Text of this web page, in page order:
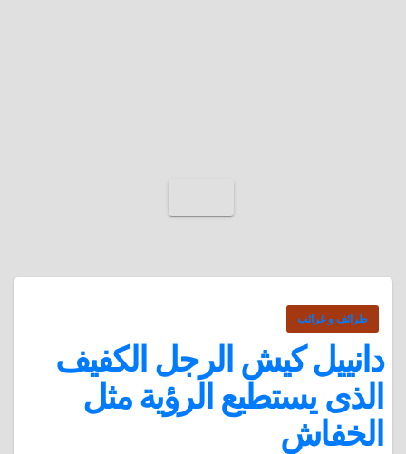
طرائف و غرائب
دانييل كيش الرجل الكفيف
الذى يستطيع الرؤية مثل
الخفاش